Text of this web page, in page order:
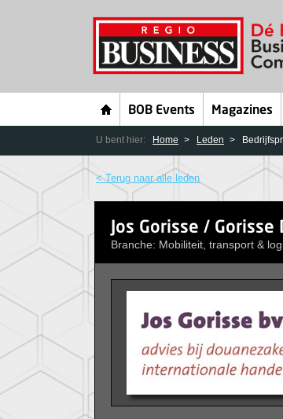
BOB Events Magazines
U bent hier: Home Leden
< Terug naar alle leden
Jos Gorisse /
Branche: Mobiliteit, transport &